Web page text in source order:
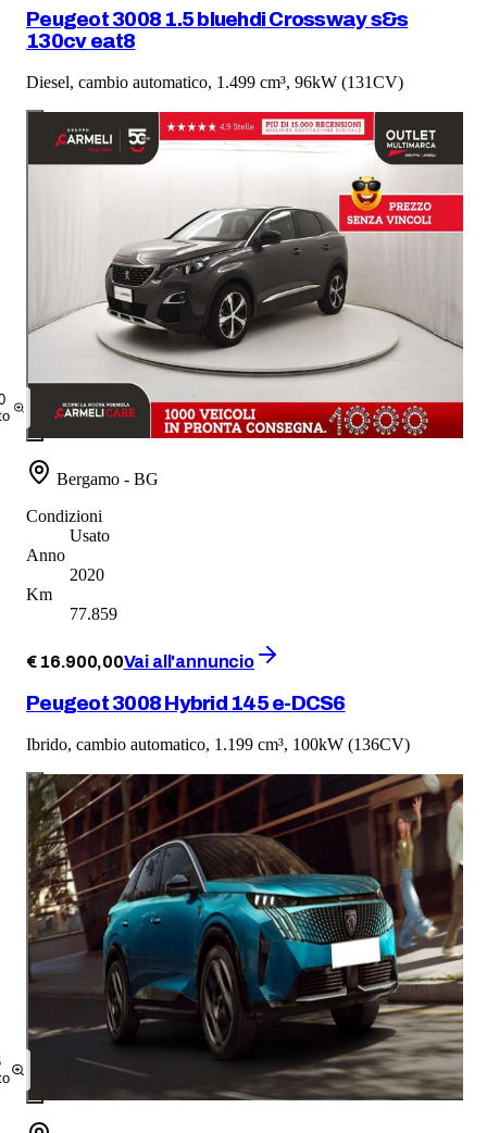
Peugeot 3008 1.5 bluehdi Crossway s&s
130cv eat8
Diesel, cambio automatico, 1.499 cm³, 96kW (131CV)
Bergamo - BG
Condizioni
Usato
Anno
2020
Km
77.859
€ 16.900,00Vai all'annuncio
Peugeot 3008 Hybrid 145 e-DCS6
Ibrido, cambio automatico, 1.199 cm³, 100kW (136CV)